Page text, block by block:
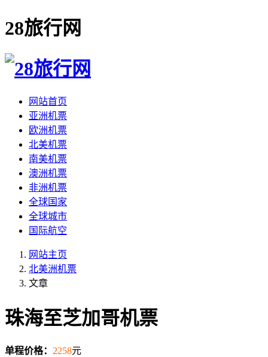
28旅行网
网站首页
亚洲机票
欧洲机票
北美机票
南美机票
澳洲机票
非洲机票
全球国家
全球城市
国际航空
网站主页
北美洲机票
文章
珠海至芝加哥机票
单程价格： 2258元